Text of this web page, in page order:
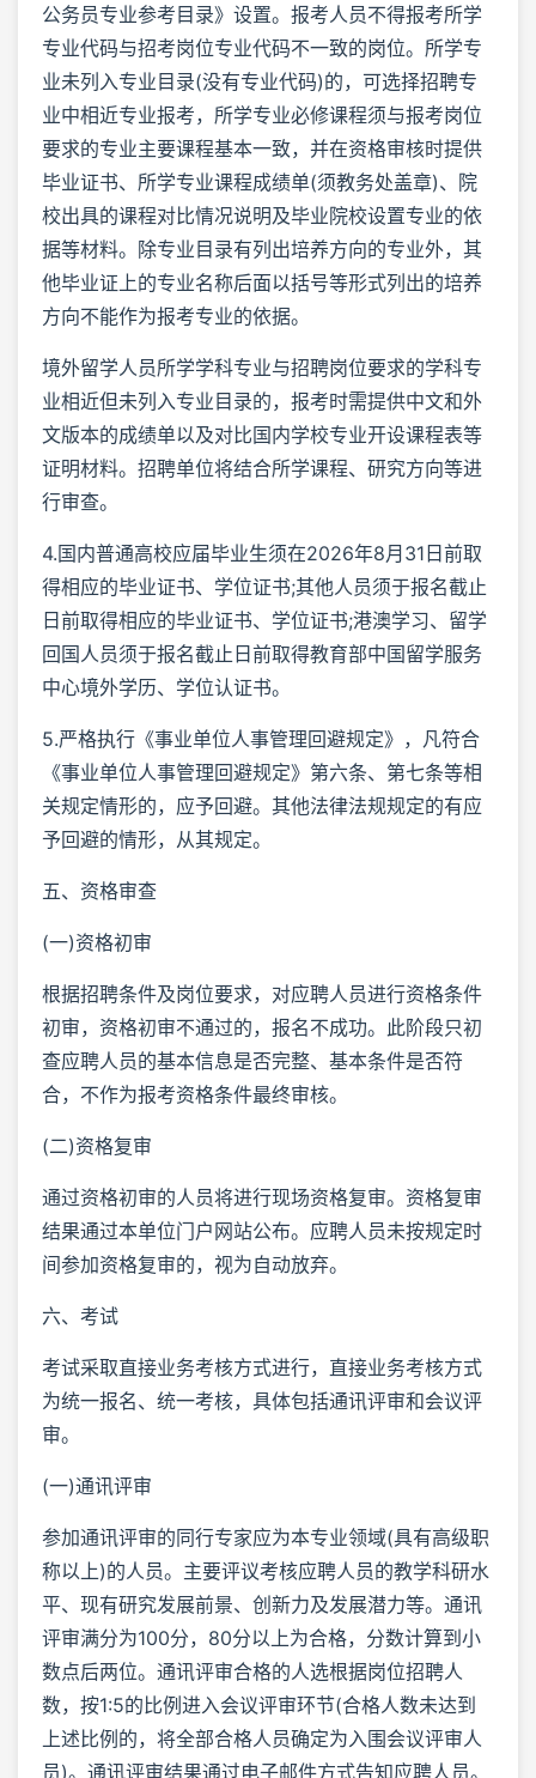
公务员专业参考目录》设置。报考人员不得报考所学
专业代码与招考岗位专业代码不一致的岗位。所学专
业未列入专业目录(没有专业代码)的，可选择招聘专
业中相近专业报考，所学专业必修课程须与报考岗位
要求的专业主要课程基本一致，并在资格审核时提供
毕业证书、所学专业课程成绩单(须教务处盖章)、院
校出具的课程对比情况说明及毕业院校设置专业的依
据等材料。除专业目录有列出培养方向的专业外，其
他毕业证上的专业名称后面以括号等形式列出的培养
方向不能作为报考专业的依据。
境外留学人员所学学科专业与招聘岗位要求的学科专
业相近但未列入专业目录的，报考时需提供中文和外
文版本的成绩单以及对比国内学校专业开设课程表等
证明材料。招聘单位将结合所学课程、研究方向等进
行审查。
4.国内普通高校应届毕业生须在2026年8月31日前取
得相应的毕业证书、学位证书;其他人员须于报名截止
日前取得相应的毕业证书、学位证书;港澳学习、留学
回国人员须于报名截止日前取得教育部中国留学服务
中心境外学历、学位认证书。
5.严格执行《事业单位人事管理回避规定》，凡符合
《事业单位人事管理回避规定》第六条、第七条等相
关规定情形的，应予回避。其他法律法规规定的有应
予回避的情形，从其规定。
五、资格审查
(一)资格初审
根据招聘条件及岗位要求，对应聘人员进行资格条件
初审，资格初审不通过的，报名不成功。此阶段只初
查应聘人员的基本信息是否完整、基本条件是否符
合，不作为报考资格条件最终审核。
(二)资格复审
通过资格初审的人员将进行现场资格复审。资格复审
结果通过本单位门户网站公布。应聘人员未按规定时
间参加资格复审的，视为自动放弃。
六、考试
考试采取直接业务考核方式进行，直接业务考核方式
为统一报名、统一考核，具体包括通讯评审和会议评
审。
(一)通讯评审
参加通讯评审的同行专家应为本专业领域(具有高级职
称以上)的人员。主要评议考核应聘人员的教学科研水
平、现有研究发展前景、创新力及发展潜力等。通讯
评审满分为100分，80分以上为合格，分数计算到小
数点后两位。通讯评审合格的人选根据岗位招聘人
数，按1:5的比例进入会议评审环节(合格人数未达到
上述比例的，将全部合格人员确定为入围会议评审人
员)。通讯评审结果通过电子邮件方式告知应聘人员。